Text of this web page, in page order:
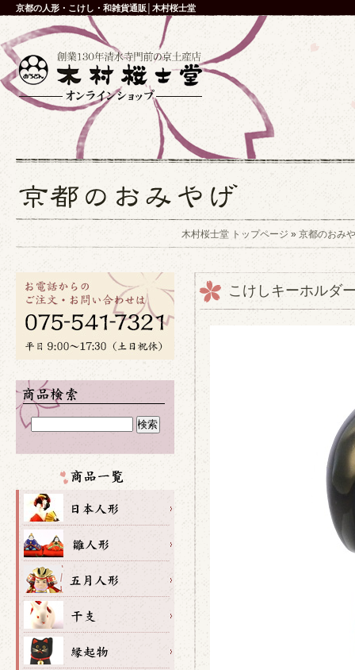
京都の人形・こけし・和雑貨通販│木村桜士堂
木村桜士堂 トップページ » 京都のおみ
こけしキーホル